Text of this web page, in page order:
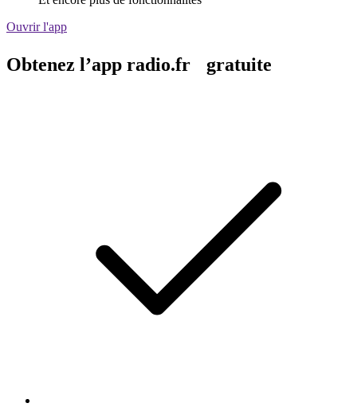
Ouvrir l'app
Obtenez l’app radio.fr gratuite